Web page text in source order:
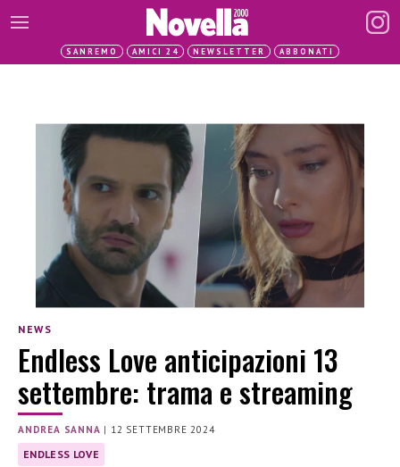
SANREMO AMICI 24 NEWSLETTER ABBONATI
NEWS
Endless Love anticipazioni 13
settembre: trama e streaming
ANDREA SANNA | 12 SETTEMBRE 2024
ENDLESS LOVE